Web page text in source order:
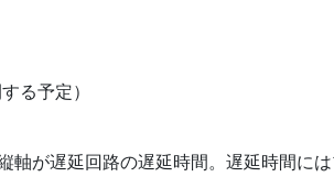
る予定）
軸が遅延回路の遅延時間。遅延時間に